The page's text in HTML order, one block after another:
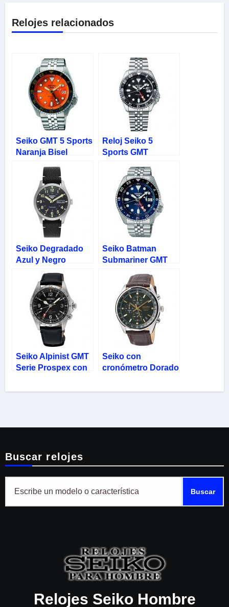
Relojes relacionados
Seiko GMT 5 Sports
Naranja Bisel
SSK005K1
Reloj Seiko 5
Sports GMT
Cristal Lupa
SSK001
Seiko Degradado
Azul y Negro
Automático 5
Sports SRPG39K1
Seiko Batman
Submariner GMT
cerámica
SSK003K1
Seiko Alpinist GMT
Serie Prospex con
SPB379
Seiko con
cronómetro Dorado
marrón SSB385P1
Buscar relojes
Buscar
Relojes Seiko Hombre